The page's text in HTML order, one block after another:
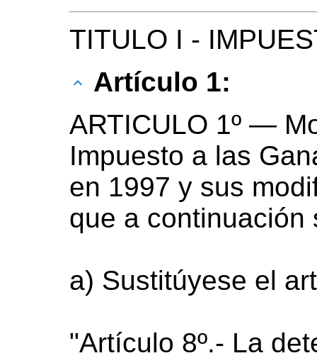
TITULO I -
Artículo 1:
ARTICULO 1º —
Impuesto a las
en 1997 y sus
que a continuación
a) Sustitúyese el
"Artículo 8º.- La